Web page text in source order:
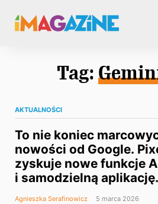
Tag:
AKTUALNOŚCI
To nie koniec
nowości od Google.
zyskuje nowe funkcje
i samodzielną aplikację
muzyczną
Agnieszka Serafinowicz 5 marca 2026